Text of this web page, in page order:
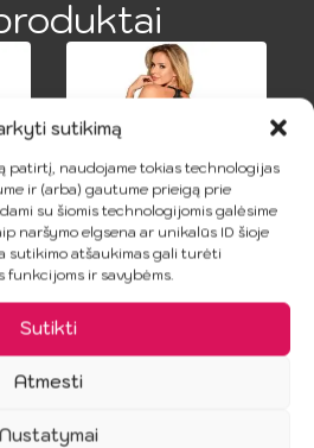
sutikimą
patirtį, naudojame tokias technologijas
ir (arba) gautume prieigą prie
su šiomis technologijomis galėsime
naršymo elgsena ar unikalūs ID šioje
sutikimo atšaukimas gali turėti
funkcijoms ir savybėms.
Sutikti
Atmesti
Nustatymai
€
SUBBLIME
Juoda Babydoll
su Kaspinais
S/M
23.99